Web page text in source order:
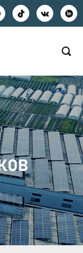
  
